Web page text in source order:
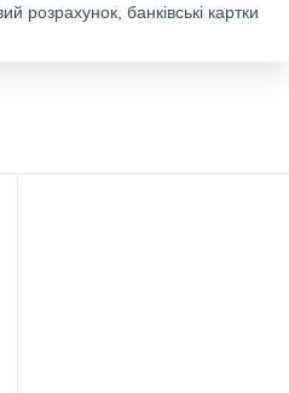
розрахунок, банківські картки